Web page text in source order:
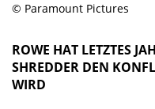
© Paramount Pictures
ROWE HAT LETZTES
SHREDDER DEN
WIRD